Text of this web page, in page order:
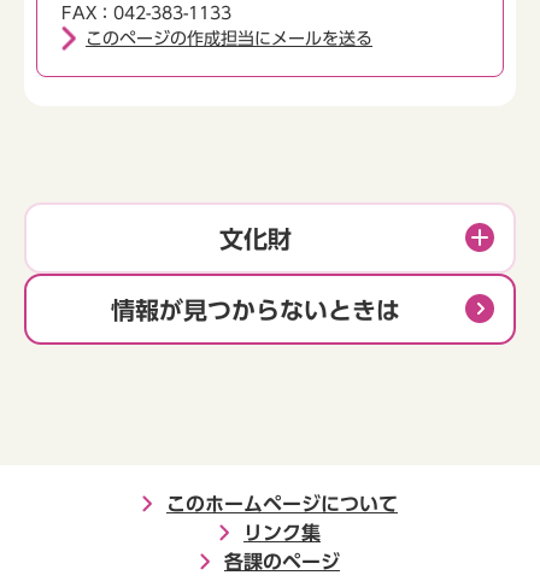
FAX：042-383-1133
このページの作成担当にメールを送る
文化財
情報が見つからないときは
このホームページについて
リンク集
各課のページ